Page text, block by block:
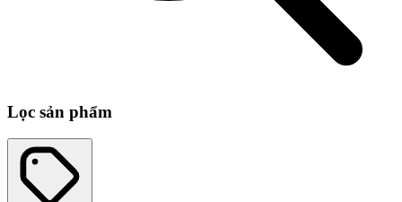
Lọc sản phẩm